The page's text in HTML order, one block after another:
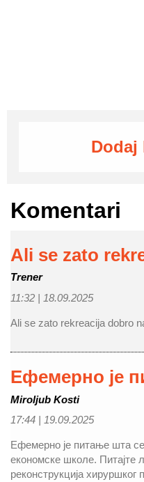
Dodaj
Komentari
Ali se zato
Trener
11:32 | 18.09.2025
Ali se zato rekreacija dobro
Ефемерно је
Miroljub Kosti
17:44 | 19.09.2025
Ефемерно је питање шта
економске школе. Питајте
реконструкција